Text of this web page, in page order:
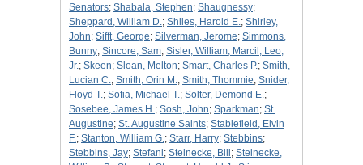
Senators; Shabala, Stephen; Shaugnessy;
Sheppard, William D.; Shiles, Harold E.; Shirley,
John; Sifft, George; Silverman, Jerome; Simmons,
Bunny; Sincore, Sam; Sisler, William, Marcil, Leo,
Jr.; Skeen; Sloan, Melton; Smart, Charles P.; Smith,
Lucian C.; Smith, Orin M.; Smith, Thommie; Snider,
Floyd T.; Sofia, Michael T.; Solter, Demond E.;
Sosebee, James H.; Sosh, John; Sparkman; St.
Augustine; St. Augustine Saints; Stablefield, Elvin
F.; Stanton, William G.; Starr, Harry; Stebbins;
Stebbins, Jay; Stefani; Steinecke, Bill ; Steinecke,